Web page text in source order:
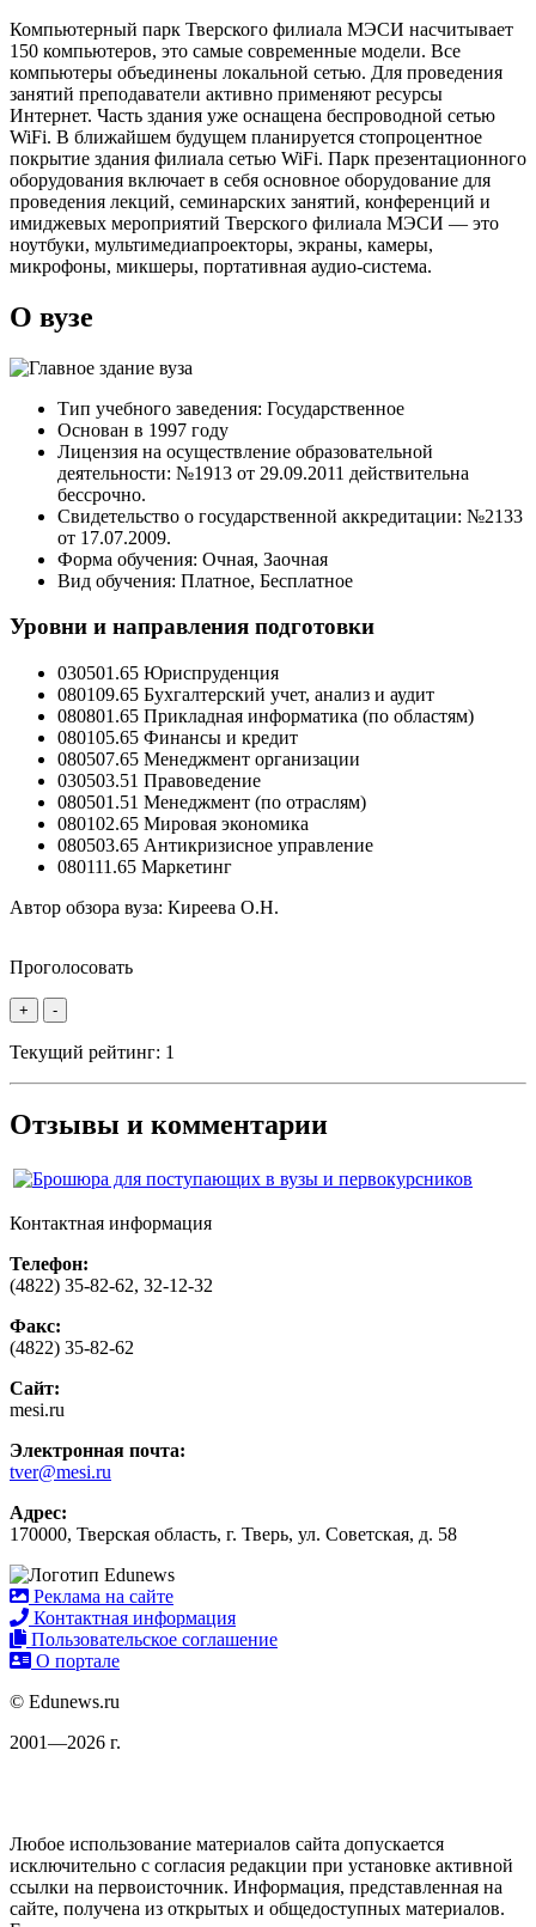
Компьютерный парк Тверского филиала МЭСИ насчитывает
150 компьютеров, это самые современные модели. Все
компьютеры объединены локальной сетью. Для проведения
занятий преподаватели активно применяют ресурсы
Интернет. Часть здания уже оснащена беспроводной сетью
WiFi. В ближайшем будущем планируется стопроцентное
покрытие здания филиала сетью WiFi. Парк презентационного
оборудования включает в себя основное оборудование для
проведения лекций, семинарских занятий, конференций и
имиджевых мероприятий Тверского филиала МЭСИ — это
ноутбуки, мультимедиапроекторы, экраны, камеры,
микрофоны, микшеры, портативная аудио-система.
О вузе
Тип учебного заведения: Государственное
Основан в 1997 году
Лицензия на осуществление образовательной
деятельности: №1913 от 29.09.2011 действительна
бессрочно.
Свидетельство о государственной аккредитации: №2133
от 17.07.2009.
Форма обучения: Очная, Заочная
Вид обучения: Платное, Бесплатное
Уровни и направления подготовки
030501.65 Юриспруденция
080109.65 Бухгалтерский учет, анализ и аудит
080801.65 Прикладная информатика (по областям)
080105.65 Финансы и кредит
080507.65 Менеджмент организации
030503.51 Правоведение
080501.51 Менеджмент (по отраслям)
080102.65 Мировая экономика
080503.65 Антикризисное управление
080111.65 Маркетинг
Автор обзора вуза: Киреева О.Н.
Проголосовать
+ -
Текущий рейтинг: 1
Отзывы и комментарии
Контактная информация
Телефон:
(4822) 35-82-62, 32-12-32
Факс:
(4822) 35-82-62
Сайт:
mesi.ru
Электронная почта:
tver@mesi.ru
Адрес:
170000, Тверская область, г. Тверь, ул. Советская, д. 58
Реклама на сайте
Контактная информация
Пользовательское соглашение
О портале
© Edunews.ru
2001—2026 г.
Любое использование материалов сайта допускается
исключительно с согласия редакции при установке активной
ссылки на первоисточник. Информация, представленная на
сайте, получена из открытых и общедоступных материалов.